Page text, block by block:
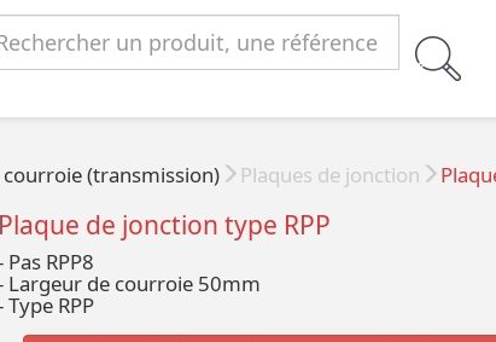
courroie (transmission) Plaques de jonction
Plaque de jonction type RPP
Pas RPP8
Largeur de courroie 50mm
Type RPP